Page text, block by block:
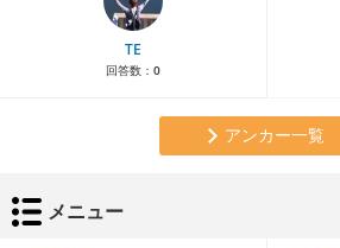
TE
回答数： 0
アンカー一覧
メニュー